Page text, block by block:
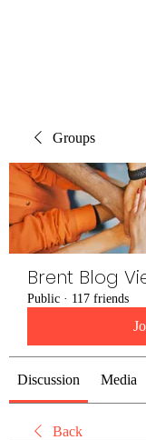
Groups
Brent Blog
Public · 117 friends
Discussion Media
Back